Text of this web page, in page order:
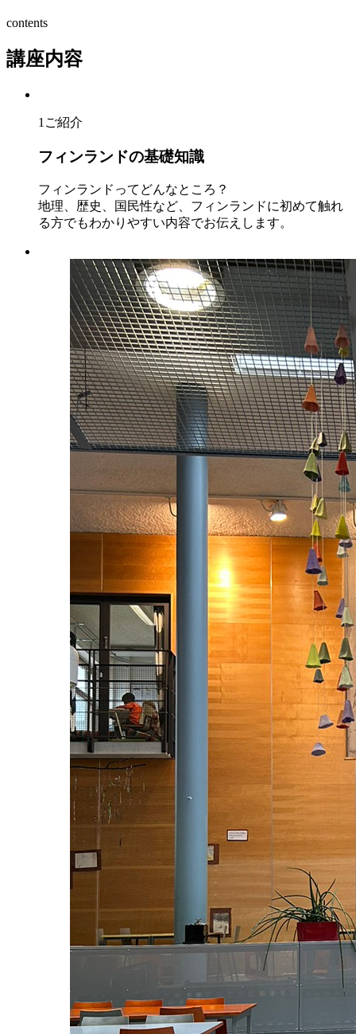
contents
講座内容
1 ご紹介
フィンランドの基礎知識
フィンランドってどんなところ？
地理、歴史、国民性など、フィンランドに初めて触れ
る方でもわかりやすい内容でお伝えします。